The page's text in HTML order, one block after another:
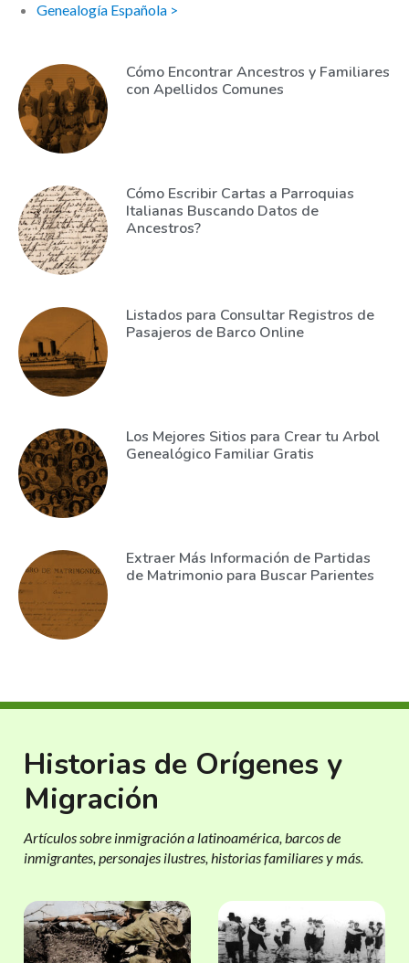
Genealogía Española >
Cómo Encontrar Ancestros y Familiares
con Apellidos Comunes
Cómo Escribir Cartas a Parroquias
Italianas Buscando Datos de
Ancestros?
Listados para Consultar Registros de
Pasajeros de Barco Online
Los Mejores Sitios para Crear tu Arbol
Genealógico Familiar Gratis
Extraer Más Información de Partidas
de Matrimonio para Buscar Parientes
Historias de Orígenes y
Migración
Artículos sobre inmigración a latinoamérica, barcos de
inmigrantes, personajes ilustres, historias familiares y más.